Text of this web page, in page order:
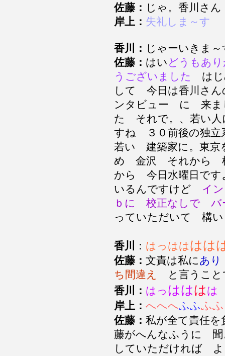
佐藤： じゃ。香川さ
岸上： 失礼しま～す
香川： じゃーいき
佐藤： はい どうもあ
うございました
はじ
して 今日は香川さん
ンタビュー に 来ま
た それで。、若い人
すね ３０前後の独立
若い 建築家に。東京
め 金沢 それから
から 今日水曜日で
いるんですけど イ
ｂに 校正なしで バ
っていただいて 構
香川 ： はっはははは
佐藤： 文責は私にあり
ち間違え
と言うこと
香川： はっ はははは
岸上： へへへふふふふ
佐藤： 私が全て責任
藤がへんなふうに
していただければ